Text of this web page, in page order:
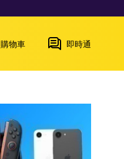
購物車 即時通